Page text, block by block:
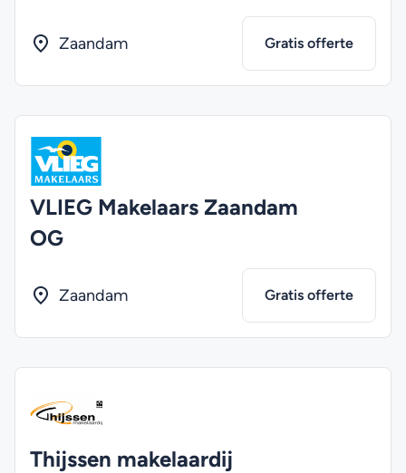
Zaandam Gratis offerte
VLIEG Makelaars Zaandam
OG
Zaandam Gratis offerte
Thijssen makelaardij